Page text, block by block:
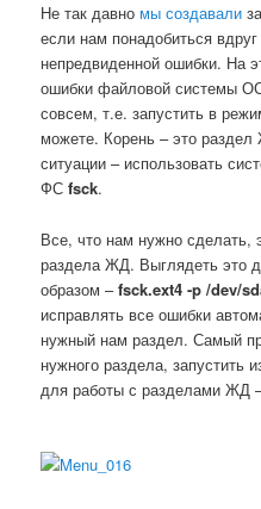
Не так давно мы создавали
если нам понадобиться
непредвиденной ошибки. На
ошибки файловой системы
совсем, т.е. запустить в
можете. Корень – это
ситуации – использовать
ФСfsck.
Все, что нам нужно сделать,
раздела ЖД. Выглядеть это
образом –fsck.ext4 -p /dev/
исправлять все ошибки
нужный нам раздел. Самый
нужного раздела, запустить
для работы с разделами ЖД